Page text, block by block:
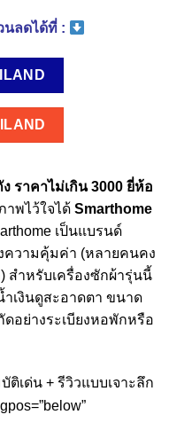
นลดได้ที่ :
ราคาไม่เกิน 3000 ยี่ห้อ
พไว้ใจได้ Smarthome
เป็นแบรนด์
ความคุ้มค่า (หลายคนคง
สำหรับเครื่องซักผ้ารุ่นนี้
เงินดูสะอาดตา ขนาด
อย่างระเบียงหอพักหรือ
เด่น + รีวิวแบบเจาะลึก